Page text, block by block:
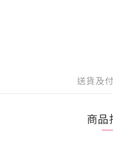
送貨及
商品